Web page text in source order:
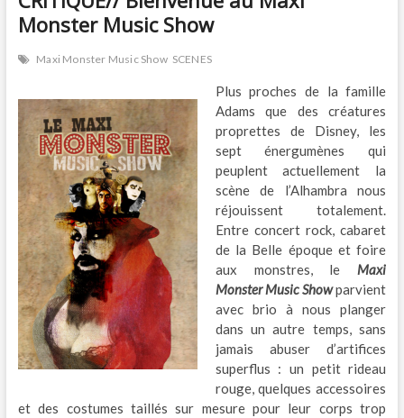
Monster Music Show
Maxi Monster Music Show SCENES
Plus proches de la famille
Adams que des créatures
proprettes de Disney, les
sept énergumènes qui
peuplent actuellement la
scène de l’Alhambra nous
réjouissent totalement.
Entre concert rock, cabaret
de la Belle époque et foire
aux monstres, leMaxi
Monster Music Showparvient
avec brio à nous planger
dans un autre temps, sans
jamais abuser d’artifices
superflus : un petit rideau
rouge, quelques accessoires
et des costumes taillés sur mesure pour leur corps trop